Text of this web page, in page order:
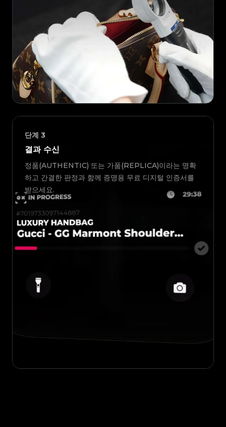
단계 3
결과 수신
정품(AUTHENTIC) 또는 가품(REPLICA)이라는 명확
하고 간결한 판정과 함께 증명용 무료 디지털 인증서를
받으세요.